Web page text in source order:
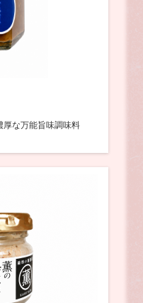
厚な万能旨味調味料